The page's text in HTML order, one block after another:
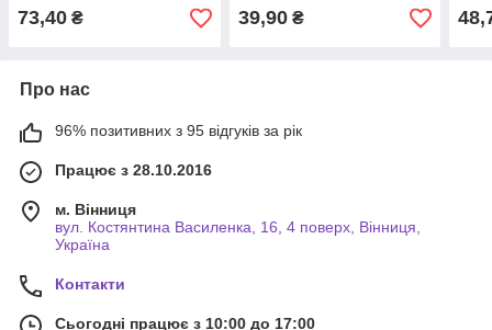
73,40 ₴ 39,90₴
Про нас
96% позитивних з 95 відгуків за рік
Працює з 28.10.2016
м. Вінниця
вул. Костянтина Василенка, 16, 4 поверх, Вінниця,
Україна
Контакти
Сьогодні працює з 10:00 до 17:00